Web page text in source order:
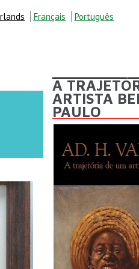
Français Português
A
ARTISTA
PAULO